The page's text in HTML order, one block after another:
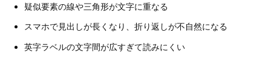
疑似要素の線や三角形が文字に重なる
スマホで見出しが長くなり、折り返しが不自然になる
英字ラベルの文字間が広すぎて読みにくい